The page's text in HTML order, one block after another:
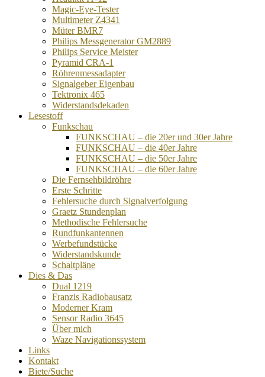
Magic-Eye-Tester
Multimeter Z4341
Müter BMR7
Philips Messgenerator GM2889
Philips Service Meister
Pyramid CRA-1
Röhrenmessadapter
Signalgeber Eigenbau
Tektronix 465
Widerstandsdekaden
Lesestoff
Funkschau
FUNKSCHAU – die 20er und 30er Jahre
FUNKSCHAU – die 40er Jahre
FUNKSCHAU – die 50er Jahre
FUNKSCHAU – die 60er Jahre
Die Fernsehbildröhre
Erste Schritte
Fehlersuche durch Signalverfolgung
Graetz Stundenplan
Methodische Fehlersuche
Rundfunkantennen
Werbefundstücke
Widerstandskunde
Schaltpläne
Dies & Das
Dual 1219
Franzis Radiobausatz
Moderner Kram
Sensor Radio 3645
Über mich
Waze Navigationssystem
Links
Kontakt
Biete/Suche